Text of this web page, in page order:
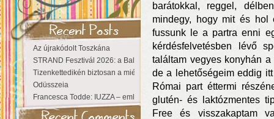
Az újrakódolt Toszkána
STRAND Fesztivál 2026: a Balaton partján a nyár még tart!
Tizenkettedikén biztosan a miénk a Sziget!
Odüsszeia
Francesca Todde: IUZZA – emlékezet, táj és irodalom találkozása a Mai
barátokkal, reggel,
mindegy, hogy mit és hol
fussunk le a partra enni
kérdésfelvetésben lévő
találtam vegyes konyhán
de a lehetőségeim eddig
Római part éttermi
glutén- és laktózmentes
Free és visszakaptam